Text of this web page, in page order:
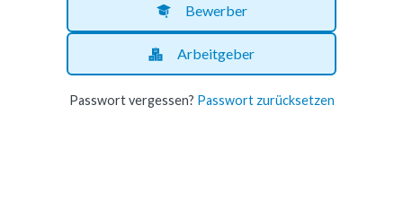
Bewerber
Arbeitgeber
Passwort vergessen? Passwort zurücksetzen